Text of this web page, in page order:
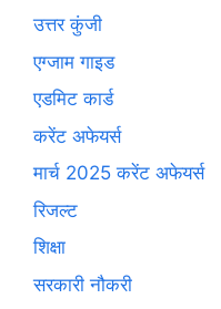
उत्तर कुंजी
एग्जाम गाइड
एडमिट कार्ड
करेंट अफेयर्स
मार्च 2025 करेंट अफेयर्स
रिजल्ट
शिक्षा
सरकारी नौकरी